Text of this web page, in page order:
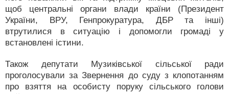
щоб центральні органи влади країни (Президент
України, ВРУ, Генпрокуратура, ДБР та інші)
втрутилися в ситуацію і допомогли громаді у
встановлені істини.
Також депутати Музиківської сільської ради
проголосували за Звернення до суду з клопотанням
про взяття на особисту поруку сільського голови